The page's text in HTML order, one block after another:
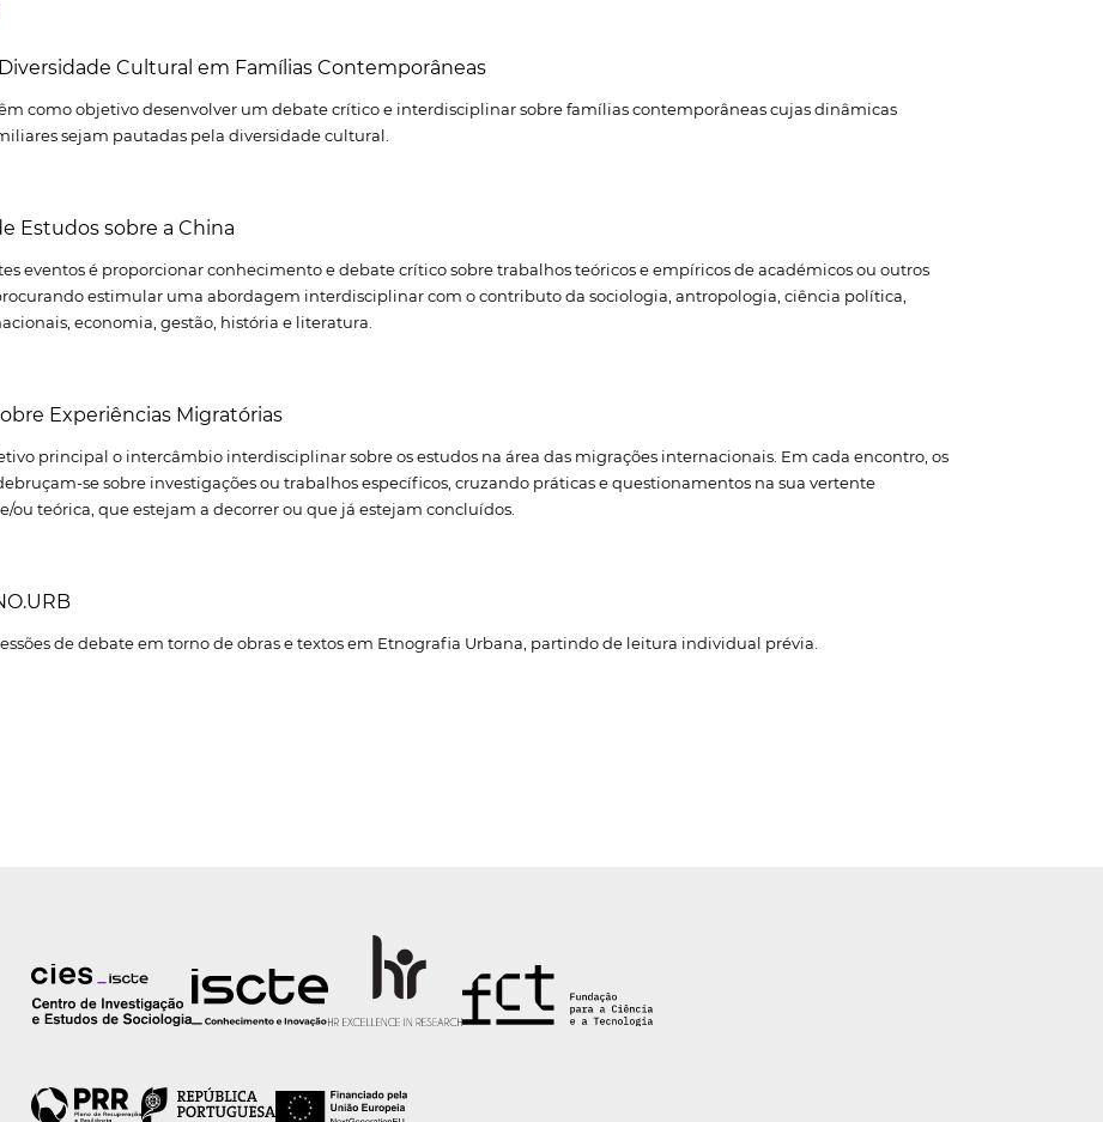
Cultural em Famílias Contemporâneas
como objetivo desenvolver um debate crítico e interdisciplinar sobre famílias contemporâneas cujas dinâmicas
sejam pautadas pela diversidade cultural.
Estudos sobre a China
eventos é proporcionar conhecimento e debate crítico sobre trabalhos teóricos e empíricos de académicos ou outros
estimular uma abordagem interdisciplinar com o contributo da sociologia, antropologia, ciência política,
economia, gestão, história e literatura.
Experiências Migratórias
principal o intercâmbio interdisciplinar sobre os estudos na área das migrações internacionais. Em cada encontro, os
se sobre investigações ou trabalhos específicos, cruzando práticas e questionamentos na sua vertente
ou teórica, que estejam a decorrer ou que já estejam concluídos.
de debate em torno de obras e textos em Etnografia Urbana, partindo de leitura individual prévia.